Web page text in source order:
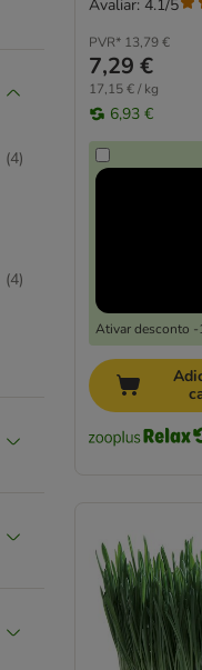
(4)
(4)
PVR* 13,79 €
7,29 €
17,15 € / kg
6,93 €
Ativar desconto -
Avaliar: 4.1/5